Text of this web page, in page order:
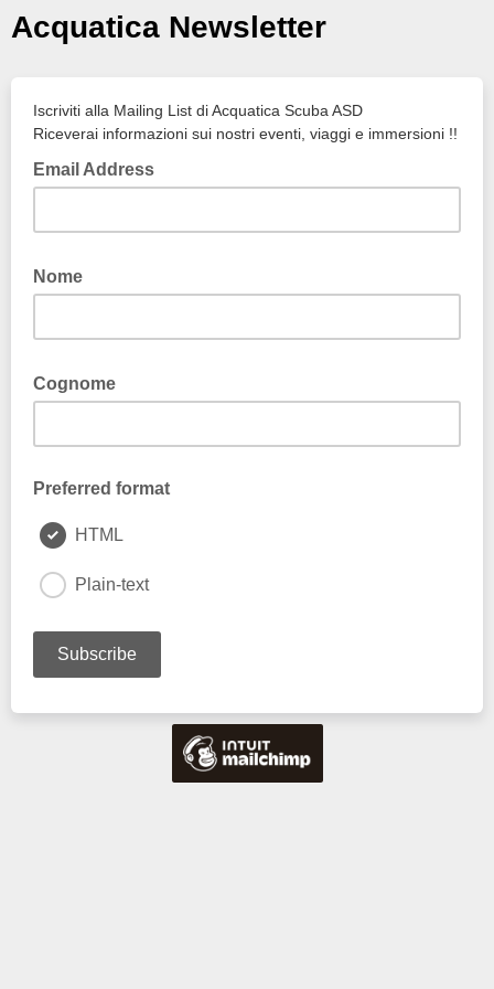
Acquatica Newsletter
Iscriviti alla Mailing List di Acquatica Scuba ASD
Riceverai informazioni sui nostri eventi, viaggi e immersioni !!
Email Address
Nome
Cognome
Preferred format
HTML
Plain-text